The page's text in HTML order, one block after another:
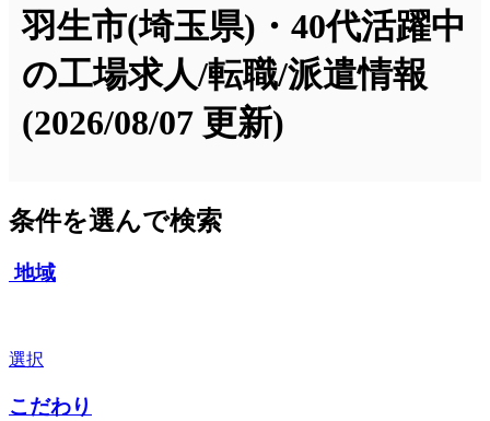
羽生市(埼玉県)・40代活躍中
の工場求人/転職/派遣情報
(2026/08/07 更新)
条件を選んで検索
地域
選択
こだわり